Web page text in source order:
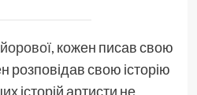
, кожен писав свою
розповідав свою історію
історій артисти не